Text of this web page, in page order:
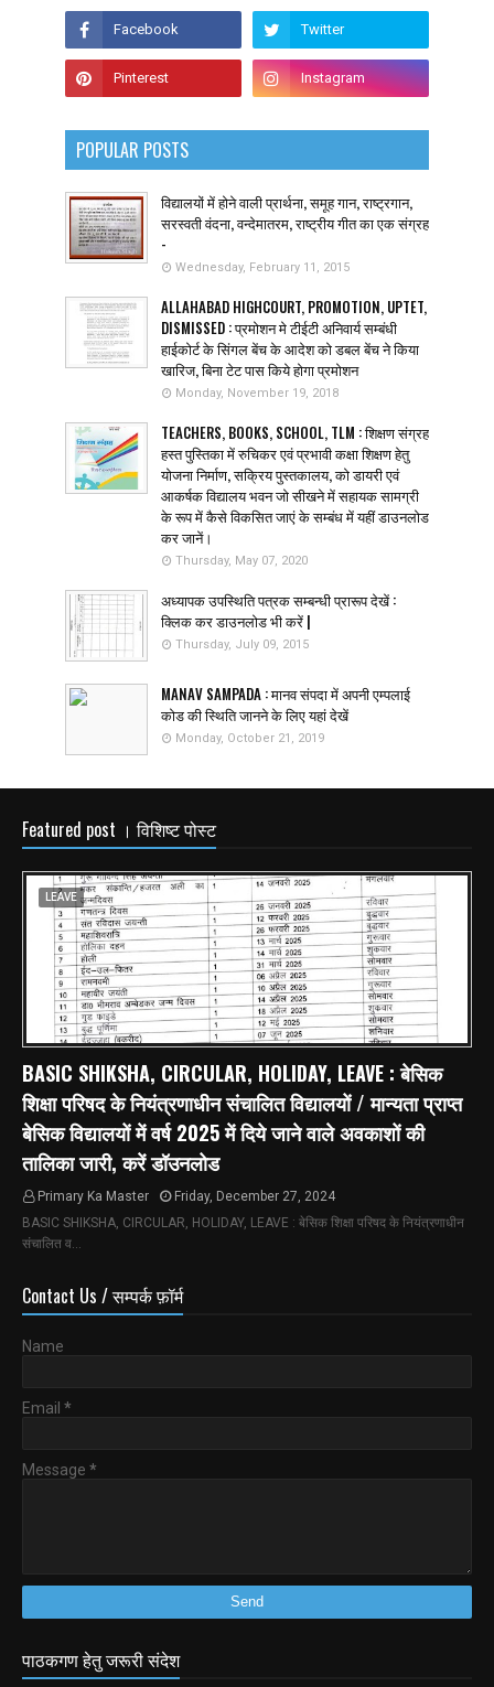
POPULAR POSTS
विद्यालयों में होने वाली प्रार्थना, समूह गान, राष्ट्रगान,
सरस्वती वंदना, वन्देमातरम, राष्ट्रीय गीत का एक संग्रह
-
Wednesday, February 11, 2015
ALLAHABAD HIGHCOURT, PROMOTION, UPTET,
DISMISSED : प्रमोशन मे टीईटी अनिवार्य सम्बंधी
हाईकोर्ट के सिंगल बेंच के आदेश को डबल बेंच ने किया
खारिज, बिना टेट पास किये होगा प्रमोशन
Monday, November 19, 2018
TEACHERS, BOOKS, SCHOOL, TLM : शिक्षण संग्रह
हस्त पुस्तिका में रुचिकर एवं प्रभावी कक्षा शिक्षण हेतु
योजना निर्माण, सक्रिय पुस्तकालय, को डायरी एवं
आकर्षक विद्यालय भवन जो सीखने में सहायक सामग्री
के रूप में कैसे विकसित जाएं के सम्बंध में यहीं डाउनलोड
कर जानें।
Thursday, May 07, 2020
अध्यापक उपस्थिति पत्रक सम्बन्धी प्रारूप देखें :
क्लिक कर डाउनलोड भी करें |
Thursday, July 09, 2015
MANAV SAMPADA : मानव संपदा में अपनी एम्पलाई
कोड की स्थिति जानने के लिए यहां देखें
Monday, October 21, 2019
Featured post । विशिष्ट पोस्ट
LEAVE
BASIC SHIKSHA, CIRCULAR, HOLIDAY, LEAVE : बेसिक
शिक्षा परिषद के नियंत्रणाधीन संचालित विद्यालयों / मान्यता प्राप्त
बेसिक विद्यालयों में वर्ष 2025 में दिये जाने वाले अवकाशों की
तालिका जारी, करें डॉउनलोड
Primary Ka Master
Friday, December 27, 2024
BASIC SHIKSHA, CIRCULAR, HOLIDAY, LEAVE : बेसिक शिक्षा परिषद के नियंत्रणाधीन
संचालित व…
Contact Us / सम्पर्क फ़ॉर्म
Name
Email *
Message *
पाठकगण हेतु जरूरी संदेश